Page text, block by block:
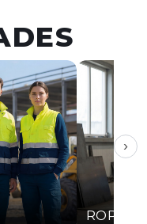
ROPA
›